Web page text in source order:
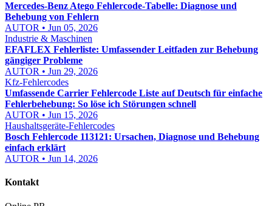
Mercedes-Benz Atego Fehlercode-Tabelle: Diagnose und
Behebung von Fehlern
AUTOR • Jun 05, 2026
Industrie & Maschinen
EFAFLEX Fehlerliste: Umfassender Leitfaden zur Behebung
gängiger Probleme
AUTOR • Jun 29, 2026
Kfz-Fehlercodes
Umfassende Carrier Fehlercode Liste auf Deutsch für einfache
Fehlerbehebung: So löse ich Störungen schnell
AUTOR • Jun 15, 2026
Haushaltsgeräte-Fehlercodes
Bosch Fehlercode 113121: Ursachen, Diagnose und Behebung
einfach erklärt
AUTOR • Jun 14, 2026
Kontakt